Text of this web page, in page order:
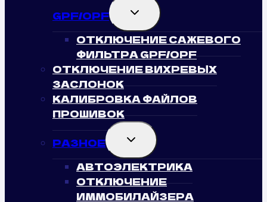
GPF/OPF TOGGLE
CHILD
MENU
ОТКЛЮЧЕНИЕ САЖЕВОГО
ФИЛЬТРА GPF/OPF
ОТКЛЮЧЕНИЕ ВИХРЕВЫХ
ЗАСЛОНОК
КАЛИБРОВКА ФАЙЛОВ
ПРОШИВОК
РАЗНОЕ TOGGLE
CHILD
MENU
АВТОЭЛЕКТРИКА
ОТКЛЮЧЕНИЕ
ИММОБИЛАЙЗЕРА